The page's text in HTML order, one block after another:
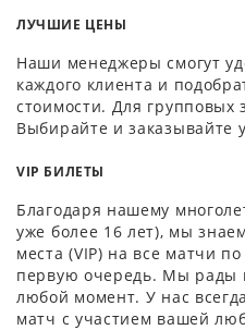
ЛУЧШИЕ ЦЕНЫ
Наши менеджеры смогут
каждого клиента и
стоимости. Для групповых
Выбирайте и заказывайте
VIP БИЛЕТЫ
Благодаря нашему
уже более 16 лет), мы
места (VIP) на все матчи
первую очередь. Мы рады
любой момент. У нас
матч с участием вашей